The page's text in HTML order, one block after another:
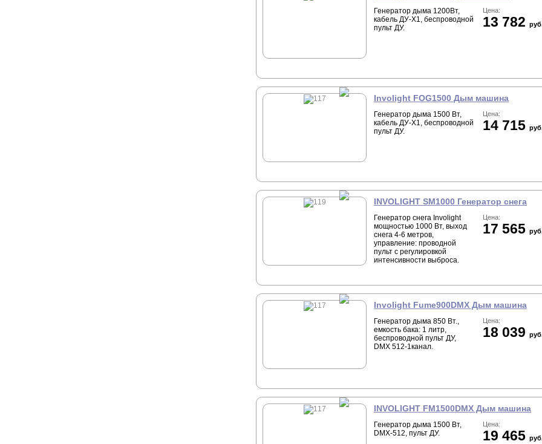
Генератор дыма 1200Вт,
кабель ДУ-X1, беспроводной
пульт ДУ.
Цена:
13 782
Involight FOG1500 Дым машина
Генератор дыма 1500 Вт,
кабель ДУ-X1, беспроводной
пульт ДУ.
Цена:
14 715
INVOLIGHT SM1000 Генератор снега
Генератор снега Involight
мощностью 1000 Вт, выход
снега 4-6 метров,
управление: проводной
пульт с регулировкой
интенсивности выброса.
Цена:
17 565
Involight Fume900DMX Дым машина
Генератор дыма 850 Вт.,
емкость бака: 1 литр,
беспроводной пульт ДУ,
DMX 512-1канал.
Цена:
18 039
INVOLIGHT FM1500DMX Дым машина
Генератор дыма 1500 Вт,
DMX-512, пульт ДУ.
Цена:
19 465